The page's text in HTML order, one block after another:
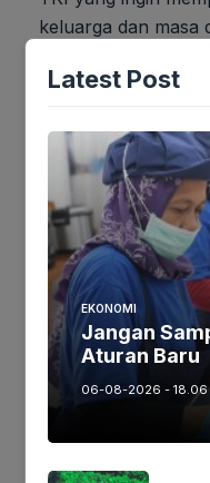
keluarga dan masa
Jika keberatan
Artikel
Terima Kasih
Tags:
Ikutikami :
Latest Post
EKONOMI
Jangan
Aturan Baru
06-08-2026 - 18.06